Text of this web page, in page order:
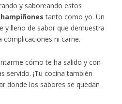
y saboreando estos
tanto como yo. Un
y lleno de sabor que demuestra
ni carne.
cómo te ha salido y con
servido. ¡Tu cocina también
donde los sabores se quedan